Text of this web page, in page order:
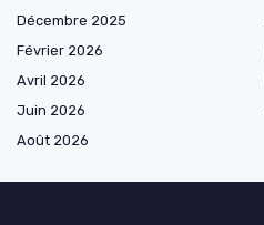
Décembre 2025
Février 2026
Avril 2026
Juin 2026
Août 2026